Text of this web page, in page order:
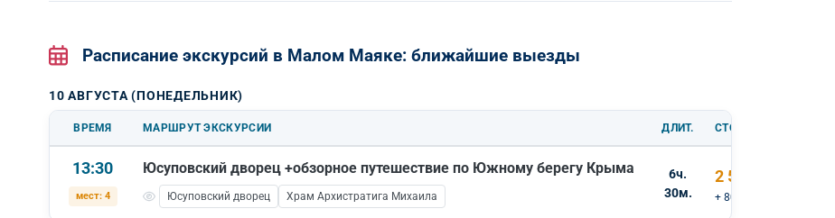
Расписание экскурсий в Малом Маяке: ближайшие выезды
10 АВГУСТА (ПОНЕДЕЛЬНИК)
ВРЕМЯ МАРШРУТ ЭКСКУРСИИ ДЛИТ. СТОИМОСТЬ
13:30
мест: 4
Юсуповский дворец +обзорное путешествие по Южному берегу Крыма
Юсуповский дворец Храм Архистратига Михаила
6ч.
30м.
2 500 ₽
+ 800 ₽ вх.билеты